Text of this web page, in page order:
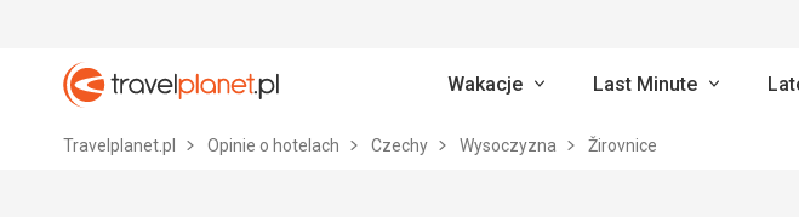
Travelplanet.pl
Wakacje Last Minute
Travelplanet.pl Opinie o hotelach Czechy Wysoczyzna Žirovnice